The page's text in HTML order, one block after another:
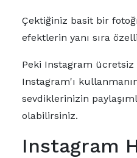
Çektiğiniz basit bir
efektlerin yanı sıra
Peki Instagram ücretsiz
Instagram'ı
sevdiklerinizin
olabilirsiniz.
Instagram